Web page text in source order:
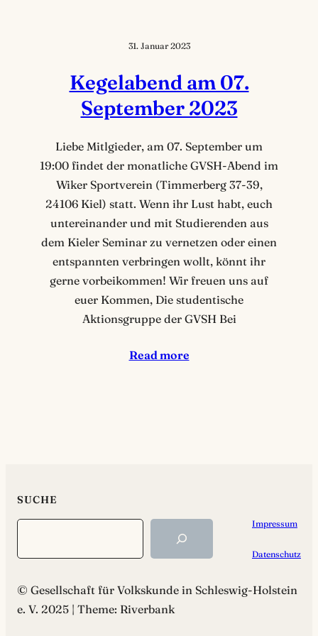
31. Januar 2023
Kegelabend am 07.
September 2023
Liebe Mitlgieder, am 07. September um
19:00 findet der monatliche GVSH-Abend im
Wiker Sportverein (Timmerberg 37-39,
24106 Kiel) statt. Wenn ihr Lust habt, euch
untereinander und mit Studierenden aus
dem Kieler Seminar zu vernetzen oder einen
entspannten verbringen wollt, könnt ihr
gerne vorbeikommen! Wir freuen uns auf
euer Kommen, Die studentische
Aktionsgruppe der GVSH Bei
Read more
SUCHE
Impressum
Datenschutz
© Gesellschaft für Volkskunde in Schleswig-Holstein
e. V. 2025 | Theme: Riverbank